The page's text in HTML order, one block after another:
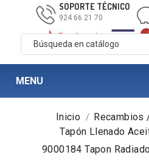
SOPORTE TÉCNICO
924 66 21 70
MENU
Inicio
Recambios
Tapón Llenado
9000184 Tapon